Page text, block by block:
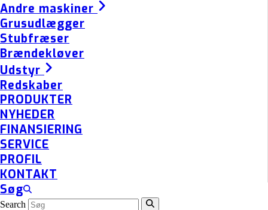
Andre maskiner
Grusudlægger
Stubfræser
Brændekløver
Udstyr
Redskaber
PRODUKTER
NYHEDER
FINANSIERING
SERVICE
PROFIL
KONTAKT
Søg
Search